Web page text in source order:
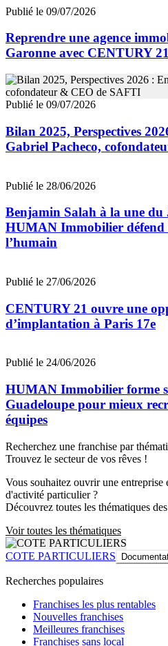
Publié le 09/07/2026
Reprendre une agence
Garonne avec CENTURY 21
Publié le 09/07/2026
Bilan 2025, Perspectives
Gabriel Pacheco,
Publié le 28/06/2026
Benjamin Salah à la une du
HUMAN Immobilier défend
l’humain
Publié le 27/06/2026
CENTURY 21 ouvre une
d’implantation à Paris 17e
Publié le 24/06/2026
HUMAN Immobilier forme
Guadeloupe pour mieux
équipes
Recherchez une franchise par
Trouvez le secteur de vos rêves !
Vous souhaitez ouvrir une entreprise
d'activité particulier ?
Découvrez toutes les thématiques
Voir toutes les thématiques
COTE PARTICULIERS
Recherches populaires
Franchises les plus rentables
Nouvelles franchises
Meilleures franchises
Franchises sans local